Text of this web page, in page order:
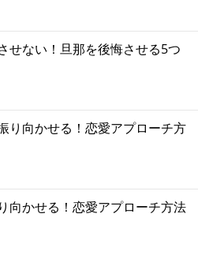
せない！旦那を後悔させる5つ
り向かせる！恋愛アプローチ方
向かせる！恋愛アプローチ方法